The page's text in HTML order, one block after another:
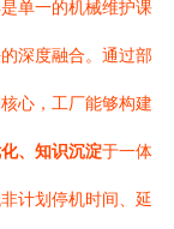
单一的机械维护课
深度融合。通过部
心，工厂能够构建
、知识沉淀于一体
计划停机时间、延